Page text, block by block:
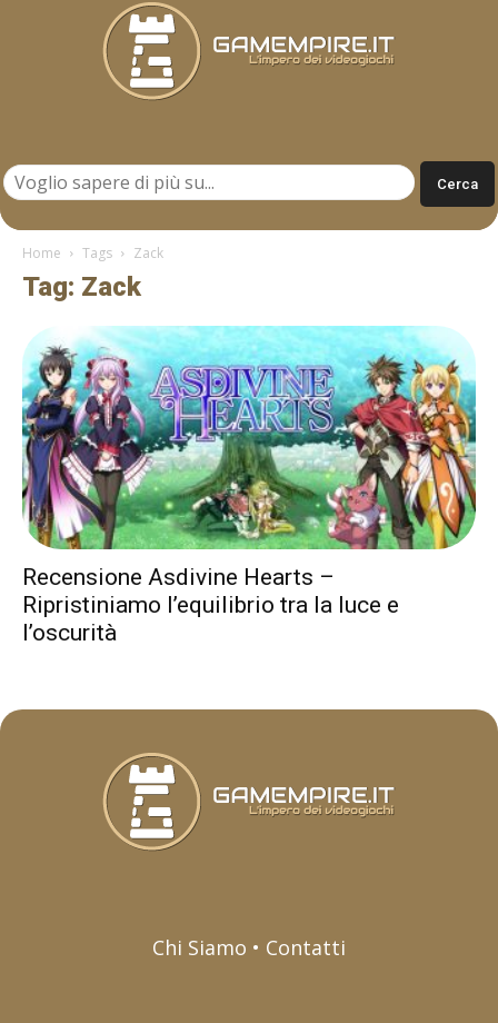
Home Tags Zack
Tag: Zack
Recensione Asdivine Hearts –
Ripristiniamo l’equilibrio tra la luce e
l’oscurità
Chi Siamo • Contatti